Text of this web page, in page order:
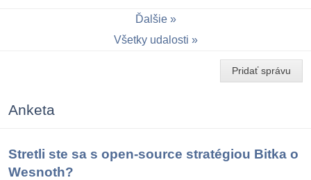
Ďalšie
Všetky udalosti
Pridať správu
Anketa
Stretli ste sa s open-source stratégiou Bitka o
Wesnoth?